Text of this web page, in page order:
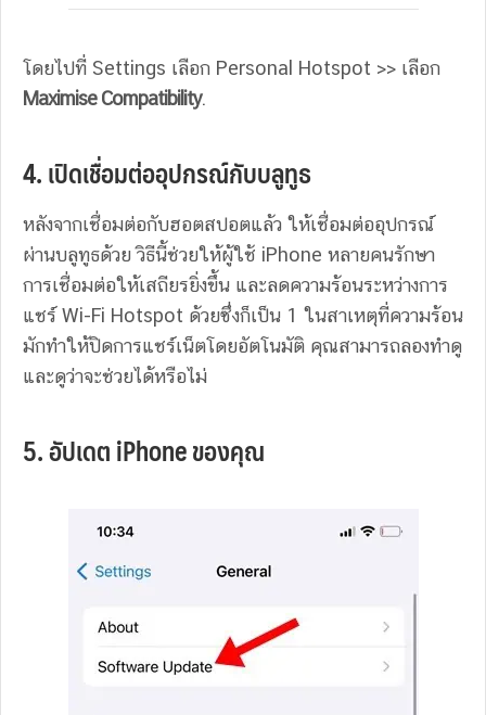
โดยไปที่ Settings เลือก Personal Hotspot >> เลือก
Maximise Compatibility.
4. เปิดเชื่อมต่ออุปกรณ์กับบลูทูธ
หลังจากเชื่อมต่อกับฮอตสปอตแล้ว ให้เชื่อมต่ออุปกรณ์
ผ่านบลูทูธด้วย วิธีนี้ช่วยให้ผู้ใช้ iPhone หลายคนรักษา
การเชื่อมต่อให้เสถียรยิ่งขึ้น และลดความร้อนระหว่างการ
แชร์ Wi-Fi Hotspot ด้วยซึ่งก็เป็น 1 ในสาเหตุที่ความร้อน
มักทำให้ปิดการแชร์เน็ตโดยอัตโนมัติ คุณสามารถลองทำดู
และดูว่าจะช่วยได้หรือไม่
5. อัปเดต iPhone ของคุณ